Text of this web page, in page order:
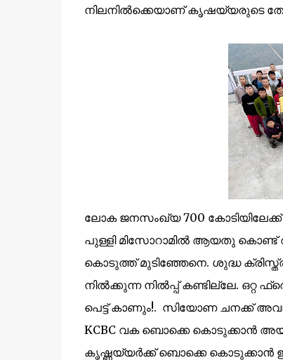
നിലനില്‍ക്കെയാണ് കൃഷയ്യരുടെ
ലോക ജനസംഖ്യ 700
പുള്ളി മിസോറാമില്‍ ആയതു കൊണ്ട്
കൊടുത്ത് മുടിഞ്ഞേനെ. ശുദ്ധ
നില്‍ക്കുന്ന നില്‍പ്പ് കണ്ടില്ലേ. ഒറ്റ
പെട്ട് കാണും!. സിയോണ ചനക്ക്
KCBC വക ബൊക്കെ കൊടുക്കാന്‍
കൃഷ്ണയ്യര്‍ക്ക് ബൊക്കെ കൊടുക്കാന്‍